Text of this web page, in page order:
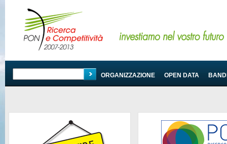
PROGRAMMA ORGANIZZAZIONE OPEN DATA